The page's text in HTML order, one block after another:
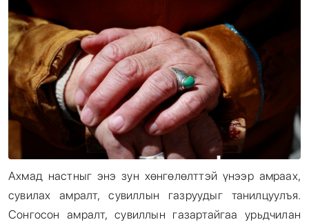
Эрэн Сурвалжилга
Ахмад настныг энэ зун хөнгөлөлттэй үнээр амраах,
сувилах амралт, сувиллын газруудыг танилцуулъя.
Сонгосон амралт, сувиллын газартайгаа урьдчилан